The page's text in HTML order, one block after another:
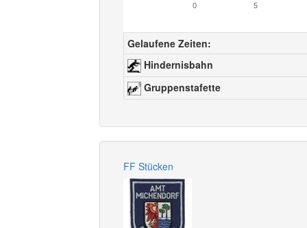
0 5
Gelaufene Zeiten:
Hindernisbahn
Gruppenstafette
FF Stücken